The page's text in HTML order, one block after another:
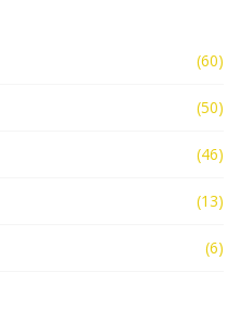
(60)
(50)
(46)
(13)
(6)